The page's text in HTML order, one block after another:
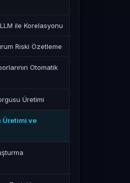
ile Korelasyonu
Riski Özetleme
Otomatik
Üretimi
Üretimi ve